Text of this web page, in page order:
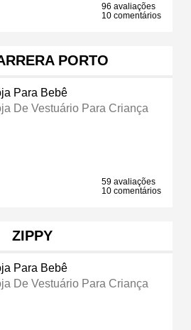
96 avaliações
10 comentários
PORTO
Para Bebê
De Vestuário Para Criança
59 avaliações
10 comentários
ZIPPY
Para Bebê
De Vestuário Para Criança